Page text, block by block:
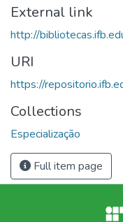
External link
http://
URI
https://
Collections
Especialização
Full item page